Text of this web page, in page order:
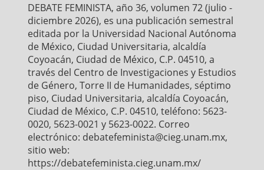
k p
DEBATE FEMINISTA, año 36, volumen 72 (julio -
diciembre 2026), es una publicación semestral
editada por la Universidad Nacional Autónoma
de México, Ciudad Universitaria, alcaldía
Coyoacán, Ciudad de México, C.P. 04510, a
través del Centro de Investigaciones y Estudios
de Género, Torre II de Humanidades, séptimo
piso, Ciudad Universitaria, alcaldía Coyoacán,
Ciudad de México, C.P. 04510, teléfono: 5623-
0020, 5623-0021 y 5623-0022. Correo
electrónico: debatefeminista@cieg.unam.mx,
sitio web:
https://debatefeminista.cieg.unam.mx/